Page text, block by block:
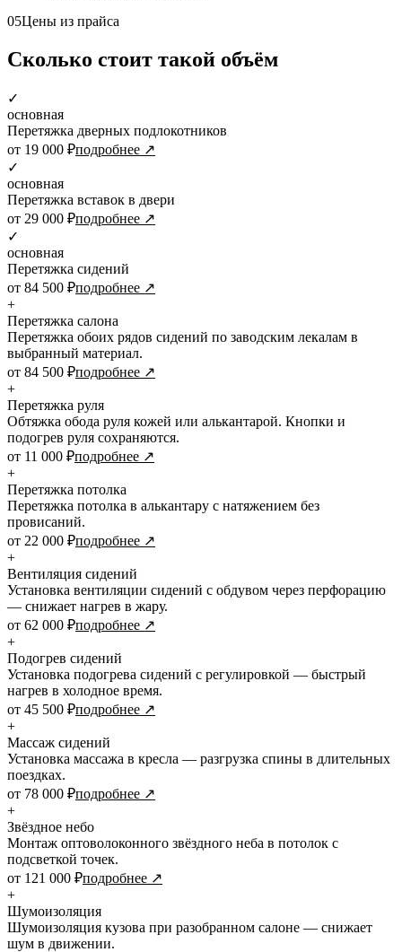
05Цены из прайса
Сколько стоит такой объём
✓
основная
Перетяжка дверных подлокотников
от 19 000 ₽подробнее ↗
✓
основная
Перетяжка вставок в двери
от 29 000 ₽подробнее ↗
✓
основная
Перетяжка сидений
от 84 500 ₽подробнее ↗
+
Перетяжка салона
Перетяжка обоих рядов сидений по заводским лекалам в
выбранный материал.
от 84 500 ₽подробнее ↗
+
Перетяжка руля
Обтяжка обода руля кожей или алькантарой. Кнопки и
подогрев руля сохраняются.
от 11 000 ₽подробнее ↗
+
Перетяжка потолка
Перетяжка потолка в алькантару с натяжением без
провисаний.
от 22 000 ₽подробнее ↗
+
Вентиляция сидений
Установка вентиляции сидений с обдувом через перфорацию
— снижает нагрев в жару.
от 62 000 ₽подробнее ↗
+
Подогрев сидений
Установка подогрева сидений с регулировкой — быстрый
нагрев в холодное время.
от 45 500 ₽подробнее ↗
+
Массаж сидений
Установка массажа в кресла — разгрузка спины в длительных
поездках.
от 78 000 ₽подробнее ↗
+
Звёздное небо
Монтаж оптоволоконного звёздного неба в потолок с
подсветкой точек.
от 121 000 ₽подробнее ↗
+
Шумоизоляция
Шумоизоляция кузова при разобранном салоне — снижает
шум в движении.